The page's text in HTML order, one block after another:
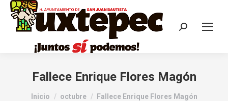
Fallece Enrique Flores Magón
Estás aquí:
Inicio octubre Fallece Enrique Flores Magón